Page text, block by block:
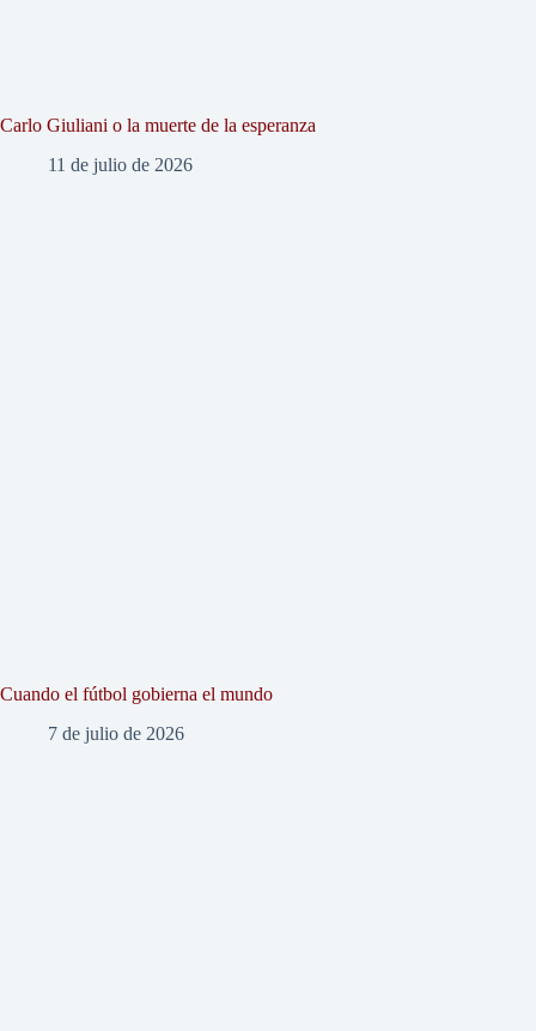
Carlo Giuliani o la muerte de la esperanza
11 de julio de 2026
Cuando el fútbol gobierna el mundo
7 de julio de 2026